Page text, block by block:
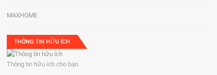
MAXHOME
THÔNG TIN HỮU ÍCH
Thông tin hữu ích cho bạn